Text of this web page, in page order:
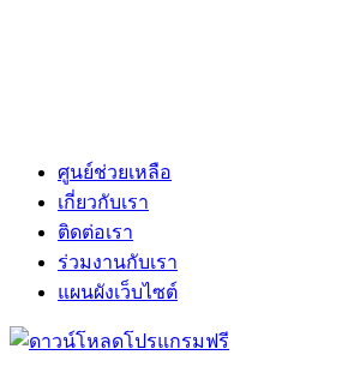
ศูนย์ช่วยเหลือ
เกี่ยวกับเรา
ติดต่อเรา
ร่วมงานกับเรา
แผนผังเว็บไซต์